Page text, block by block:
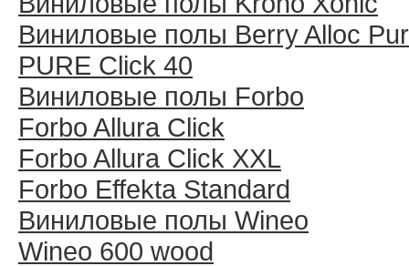
Виниловые полы Berry Alloc
PURE Click 40
Виниловые полы Forbo
Forbo Allura Click
Forbo Allura Click XXL
Forbo Effekta Standard
Виниловые полы Wineo
Wineo 600 wood